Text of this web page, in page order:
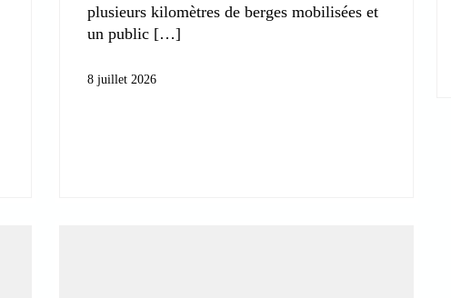
plusieurs kilomètres de berges mobilisées et
un public
8 juillet 2026